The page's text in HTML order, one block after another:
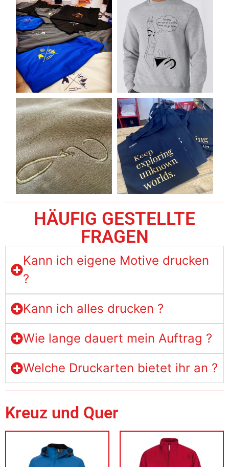
HÄUFIG GESTELLTE
FRAGEN
Kann ich eigene Motive drucken
?
Kann ich alles drucken ?
Wie lange dauert mein Auftrag ?
Welche Druckarten bietet ihr an ?
Kreuz und Quer